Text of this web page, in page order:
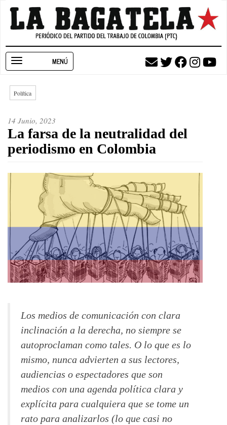
Pasar
contenido
navigation
Política
14 Junio, 2023
La farsa de la neutralidad del
periodismo en Colombia
Los medios de comunicación con clara
inclinación a la derecha, no siempre se
autoproclaman como tales. O lo que es lo
mismo, nunca advierten a sus lectores,
audiencias o espectadores que son
medios con una agenda política clara y
explícita para cualquiera que se tome un
rato para analizarlos (lo que casi no